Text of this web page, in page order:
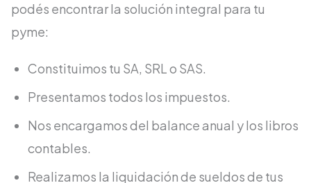
podés encontrar la solución integral para tu
pyme:
Constituimos tu SA, SRL o SAS.
Presentamos todos los impuestos.
Nos encargamos del balance anual y los libros
contables.
Realizamos la liquidación de sueldos de tus